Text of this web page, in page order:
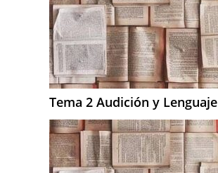
Tema 2 Audición y Lenguaje